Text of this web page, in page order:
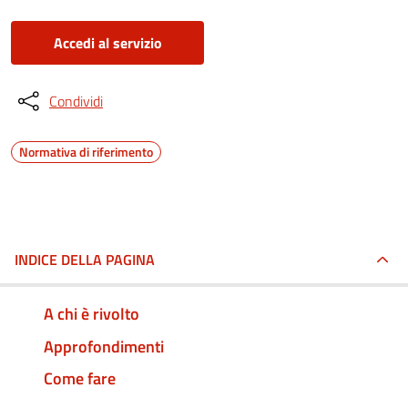
Accedi al servizio
Condividi
Normativa di riferimento
INDICE DELLA PAGINA
A chi è rivolto
Approfondimenti
Come fare